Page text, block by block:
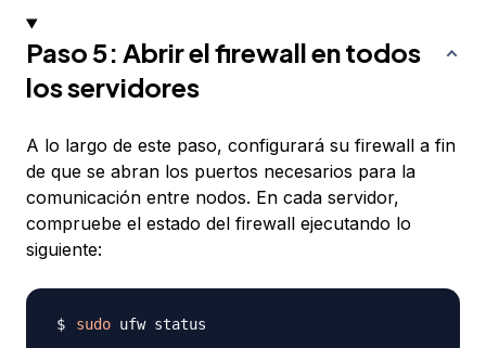
Paso 5: Abrir el firewall en todos
los servidores
A lo largo de este paso, configurará su firewall a fin
de que se abran los puertos necesarios para la
comunicación entre nodos. En cada servidor,
compruebe el estado del firewall ejecutando lo
siguiente:
sudo